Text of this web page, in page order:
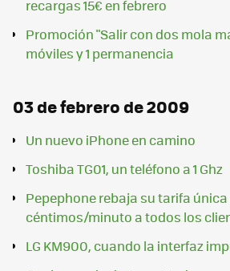
recargas 15€ en febrero
Promoción "Salir con dos mola
móviles y 1 permanencia
03 de febrero de 2009
Un nuevo iPhone en camino
Toshiba TG01, un teléfono a 1 Ghz
Pepephone rebaja su tarifa única
céntimos/minuto a todos los
LG KM900, cuando la interfaz